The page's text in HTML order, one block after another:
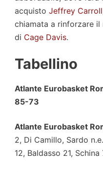
acquisto Jeffrey Carroll
chiamata a rinforzare
di Cage Davis.
Tabellino
Atlante Eurobasket
85-73
Atlante Eurobasket
2, Di Camillo, Sardo
12, Baldasso 21, Schina